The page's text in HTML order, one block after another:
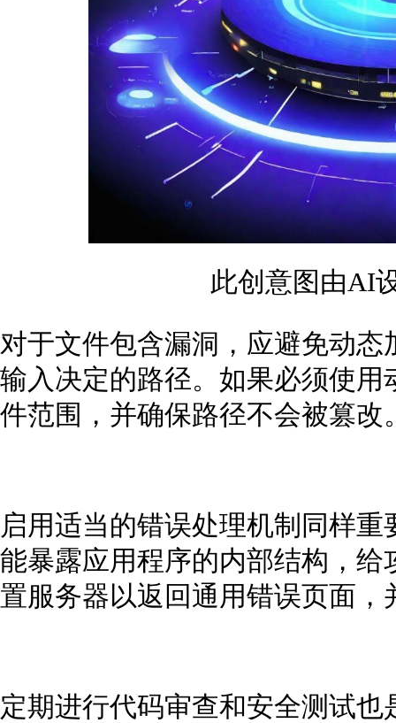
此创意图由AI
对于文件包含漏洞，应避免动
输入决定的路径。如果必须使
件范围，并确保路径不会被篡改
启用适当的错误处理机制同样
能暴露应用程序的内部结构，
置服务器以返回通用错误页面
定期进行代码审查和安全测试